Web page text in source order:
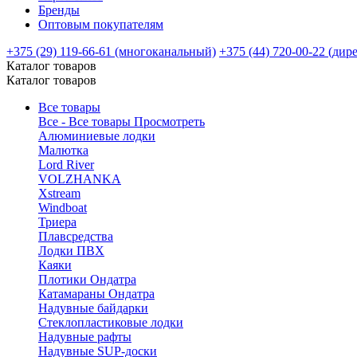
Бренды
Оптовым покупателям
+375 (29) 119-66-61 (многоканальный) +375 (44) 720-00-22
Каталог товаров
Каталог товаров
Все товары
Все - Все товары Просмотреть
Алюминиевые лодки
Малютка
Lord River
VOLZHANKA
Xstream
Windboat
Триера
Плавсредства
Лодки ПВХ
Каяки
Плотики Ондатра
Катамараны Ондатра
Надувные байдарки
Стеклопластиковые лодки
Надувные рафты
Надувные SUP-доски